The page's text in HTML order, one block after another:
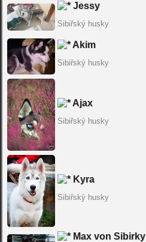
Jessy
Sibiřský husky
Akim
Sibiřský husky
Ajax
Sibiřský husky
Kyra
Sibiřský husky
Max von Sibirky